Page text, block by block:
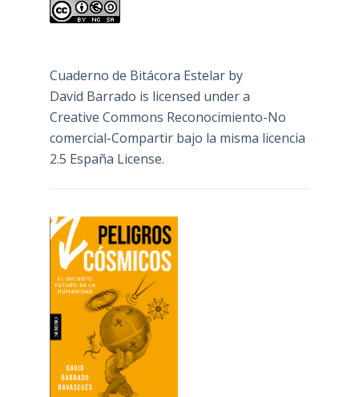
Cuaderno de Bitácora Estelarby
David Barrado is licensed under a
Creative Commons Reconocimiento-No
comercial-Compartir bajo la misma licencia
2.5 España License.